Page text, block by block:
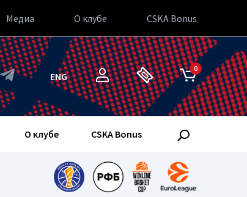
Медиа О клубе CSKA Bonus
ENG
0
О клубе CSKA Bonus